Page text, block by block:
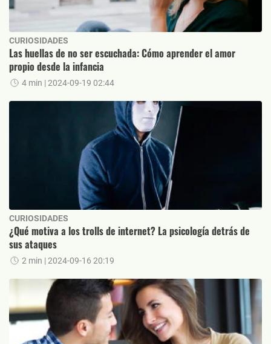
CURIOSIDADES
Las huellas de no ser escuchada: Cómo aprender el amor
propio desde la infancia
4 min | 2024-09-19 02:44
CURIOSIDADES
¿Qué motiva a los trolls de internet? La psicología detrás de
sus ataques
2 min | 2024-09-16 20:19